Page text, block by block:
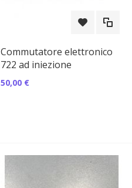
Commutatore elettronico
722 ad iniezione
50,00 €